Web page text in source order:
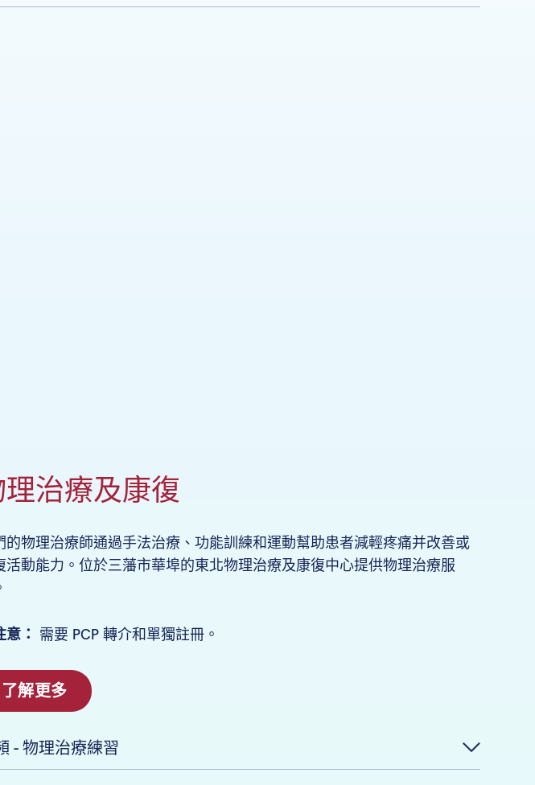
治療及康復
的物理治療師通過手法治療、功能訓練和運動幫助患者減輕疼痛并改善或
活動能力。位於三藩市華埠的東北物理治療及康復中心提供物理治療服
意： 需要 PCP 轉介和單獨註冊。
了解更多
- 物理治療練習